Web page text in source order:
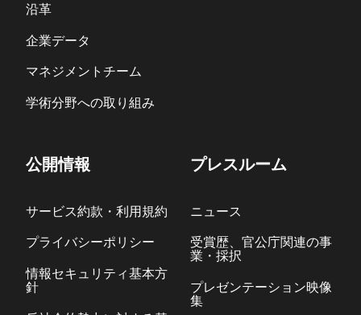
沿革
企業データ
マネジメントチーム
学術分野への取り組み
公開情報
サービス約款・利用規約
プライバシーポリシー
情報セキュリティ基本方
針
プレスルーム
ニュース
受賞歴、官公庁関連の事
業・採択
プレゼンテーション映像
集